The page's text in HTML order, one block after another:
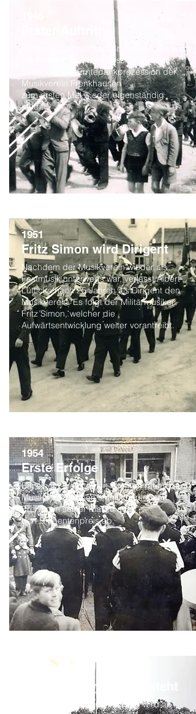
Mit der Feuerwehrkapelle Drolshagen wird
die Frohleichnamsprozession gespielt,
bevor bei der Erntedankprozession der
Musikverein Frenkhausen
zum ersten Mal wieder eigenständig
auftritt.
Fritz Simon wird Dirigent
Nachdem der Musikverein wieder als
Festmusik unterwegs war, verlässt Albert
Lütticke nach 25 Jahren als Dirigent den
Musikverein. Es folgt der Militärmusiker
Fritz Simon, welcher die
Aufwärtsentwicklung weiter vorantreibt.
1951
Erste Erfolge
Bei einem Wettstreit in Altenhof räumt der
Musikverein neben sämtlichen ersten
Preisen in seiner Klasse auch
den Dirigentenpreis ab.
1954
Eine Buchführung entsteht
So etwas wie die Buchführung wird ab